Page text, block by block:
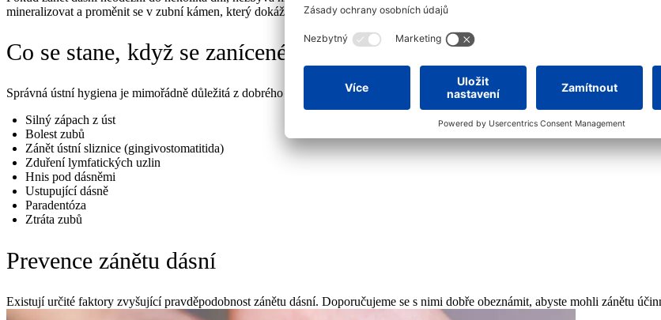
mineralizovat a proměnit se v zubní kámen, který dokáže odstranit pouze zubní lékař.
Co se stane, když se zanícené dásně neléčí?
Správná ústní hygiena je mimořádně důležitá z dobrého důvodu. Pomáhá totiž předcházet zánětu dásní, jeho rozvoji až do
Silný zápach z úst
Bolest zubů
Zánět ústní sliznice (gingivostomatitida)
Zduření lymfatických uzlin
Hnis pod dásněmi
Ustupující dásně
Paradentóza
Ztráta zubů
Prevence zánětu dásní
Existují určité faktory zvyšující pravděpodobnost zánětu dásní. Doporučujeme se s nimi dobře obeznámit, abyste mohli zánětu